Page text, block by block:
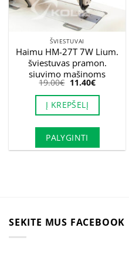
ŠVIESTUVAI
Haimu HM-27T 7W Lium.
šviestuvas pramon.
siuvimo mašinoms
19.00€ Original
price
was:
19.00€.
11.40€Current
price
is:
Į KREPŠELĮ
PALYGINTI
SEKITE MUS FACEBOOK